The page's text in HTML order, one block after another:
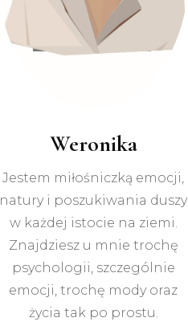
Weronika
Jestem miłośniczką emocji,
natury i poszukiwania duszy
w każdej istocie na ziemi.
Znajdziesz u mnie trochę
psychologii, szczególnie
emocji, trochę mody oraz
życia tak po prostu.